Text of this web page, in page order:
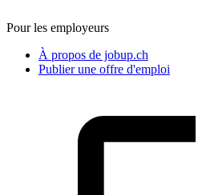
Pour les employeurs
À propos de jobup.ch
Publier une offre d'emploi